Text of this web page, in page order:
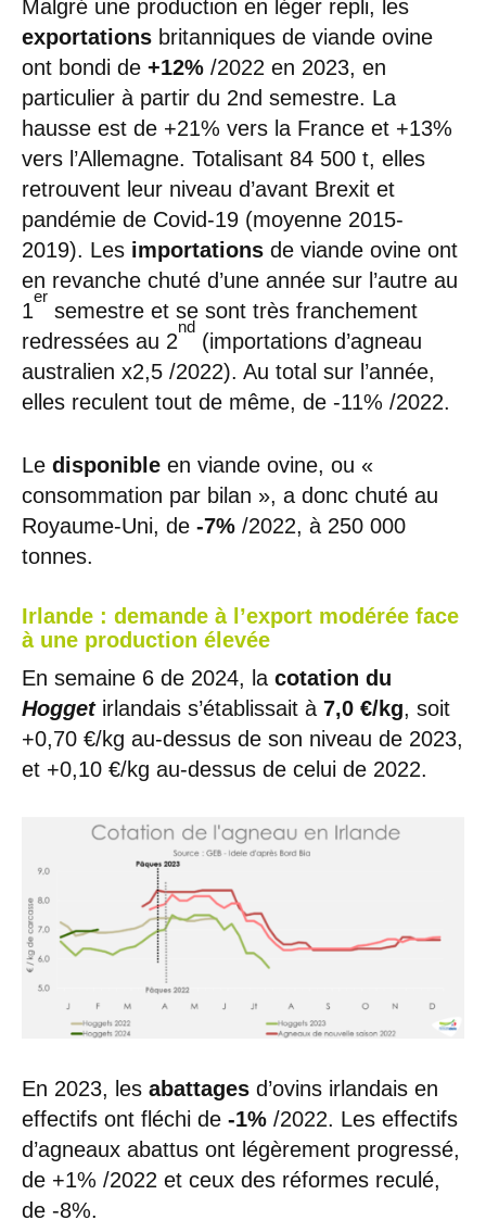
Malgré une production en léger repli, les
exportations britanniques de viande ovine
ont bondi de +12% /2022 en 2023, en
particulier à partir du 2nd semestre. La
hausse est de +21% vers la France et +13%
vers l’Allemagne. Totalisant 84 500 t, elles
retrouvent leur niveau d’avant Brexit et
pandémie de Covid-19 (moyenne 2015-
2019). Les importations de viande ovine ont
en revanche chuté d’une année sur l’autre au
1
er
semestre et se sont très franchement
redressées au 2
nd
(importations d’agneau
australien x2,5 /2022). Au total sur l’année,
elles reculent tout de même, de -11% /2022.
Le disponible en viande ovine, ou «
consommation par bilan », a donc chuté au
Royaume-Uni, de -7% /2022, à 250 000
tonnes.
Irlande : demande à l’export modérée face
à une production élevée
En semaine 6 de 2024, la cotation du
Hogget irlandais s’établissait à 7,0 €/kg, soit
+0,70 €/kg au-dessus de son niveau de 2023,
et +0,10 €/kg au-dessus de celui de 2022.
En 2023, les abattages d’ovins irlandais en
effectifs ont fléchi de -1% /2022. Les effectifs
d’agneaux abattus ont légèrement progressé,
de +1% /2022 et ceux des réformes reculé,
de -8%.